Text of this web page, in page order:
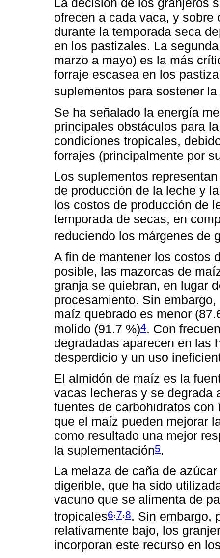
La decisión de los granjeros
ofrecen a cada vaca, y
durante la temporada seca
en los pastizales. La
marzo a mayo) es la más
forraje escasea en los
suplementos para sostener
Se ha señalado la energía
principales obstáculos para
condiciones tropicales,
forrajes (principalmente por
Los suplementos
de producción de la leche y
los costos de producción de
temporada de secas, en
reduciendo los márgenes de
A fin de mantener los costos
posible, las mazorcas de
granja se quiebran, en lugar
procesamiento. Sin
maíz quebrado es menor
molido (91.7 %)4. Con
degradadas aparecen en las
desperdicio y un uso
El almidón de maíz es la
vacas lecheras y se degrada
fuentes de carbohidratos
que el maíz pueden mejorar
como resultado una mejor
la suplementación5.
La melaza de caña de
digerible, que ha sido
vacuno que se alimenta de
tropicales6,7,8. Sin embargo,
relativamente bajo, los
incorporan este recurso en